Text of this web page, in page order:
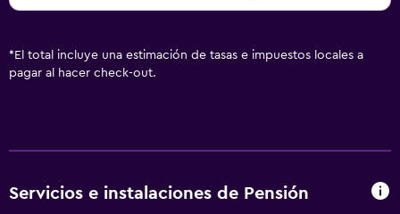
* El total incluye una estimación de tasas e impuestos locales a
pagar al hacer check-out.
Servicios e instalaciones de Pensión